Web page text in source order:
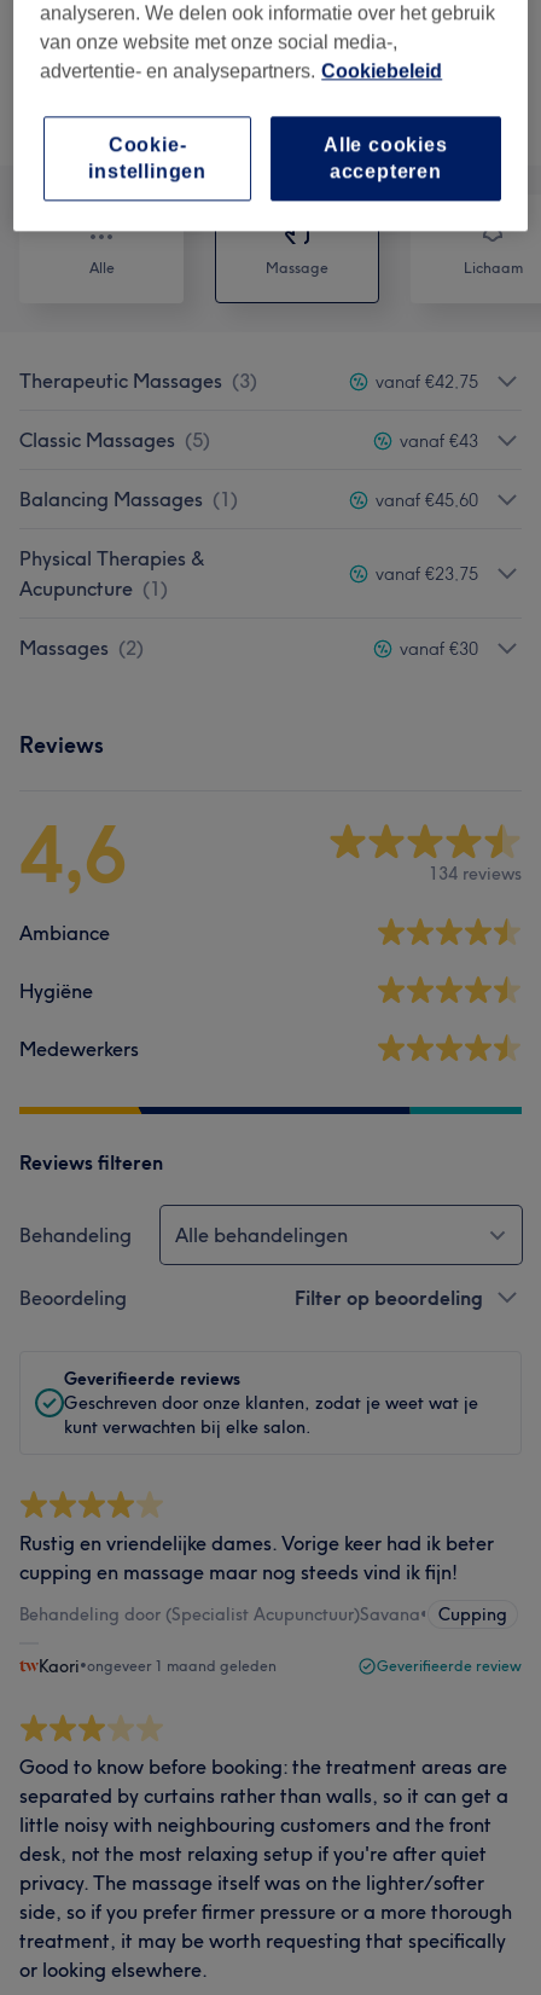
1 u 55 min
bespaar tot 5%
Alle behandelingen
Alle Massage Lichaam
Therapeutic Massages (3) vanaf €42,75
Classic Massages (5) vanaf €43
Balancing Massages (1) vanaf €45,60
Physical Therapies &
Acupuncture (1)
vanaf €23,75
Massages (2) vanaf €30
Reviews
4,6 134 reviews
Ambiance
Hygiëne
Medewerkers
Reviews filteren
Behandeling Alle behandelingen
Beoordeling Filter op beoordeling
Geverifieerde reviews
Geschreven door onze klanten, zodat je weet wat je
kunt verwachten bij elke salon.
Rustig en vriendelijke dames. Vorige keer had ik beter
cupping en massage maar nog steeds vind ik fijn!
Behandeling door (Specialist Acupunctuur)Savana• Cupping
Kaori•ongeveer 1 maand geleden Geverifieerde review
Good to know before booking: the treatment areas are
separated by curtains rather than walls, so it can get a
little noisy with neighbouring customers and the front
desk, not the most relaxing setup if you're after quiet
privacy. The massage itself was on the lighter/softer
side, so if you prefer firmer pressure or a more thorough
treatment, it may be worth requesting that specifically
or looking elsewhere.
analyseren. We delen ook informatie over het gebruik
van onze website met onze social media-,
advertentie- en analysepartners. Cookiebeleid
Alle cookies
accepteren
Cookie-
instellingen